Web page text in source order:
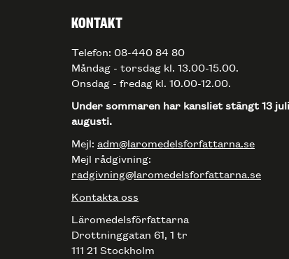
KONTAKT
Telefon: 08-440 84 80
Måndag - torsdag kl. 13.00-15.00.
Onsdag - fredag kl. 10.00-12.00.
Under sommaren har kansliet stängt 13
augusti.
Mejl: adm@laromedelsforfattarna.se
Mejl rådgivning:
radgivning@laromedelsforfattarna.se
Kontakta oss
Läromedelsförfattarna
Drottninggatan 61, 1 tr
111 21 Stockholm